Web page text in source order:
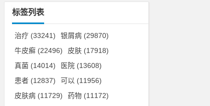
标签列表
治疗 (33241) 银屑病 (29870)
牛皮癣 (22496) 皮肤 (17918)
真菌 (14014) 医院 (13608)
患者 (12837) 可以 (11956)
皮肤病 (11729) 药物 (11172)